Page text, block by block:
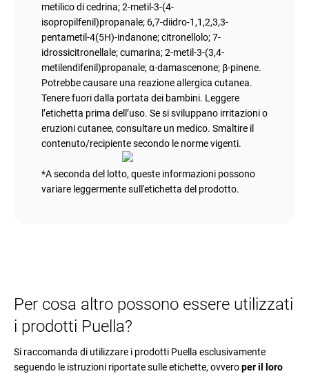
metilico di cedrina; 2-metil-3-(4-
isopropilfenil)propanale; 6,7-diidro-1,1,2,3,3-
pentametil-4(5H)-indanone; citronellolo; 7-
idrossicitronellale; cumarina; 2-metil-3-(3,4-
metilendifenil)propanale; α-damascenone; β-pinene.
Potrebbe causare una reazione allergica cutanea.
Tenere fuori dalla portata dei bambini. Leggere
l’etichetta prima dell’uso. Se si sviluppano irritazioni o
eruzioni cutanee, consultare un medico. Smaltire il
contenuto/recipiente secondo le norme vigenti.
*A seconda del lotto, queste informazioni possono
variare leggermente sull'etichetta del prodotto.
Per cosa altro possono essere utilizzati
i prodotti Puella?
Si raccomanda di utilizzare i prodotti Puella esclusivamente
seguendo le istruzioni riportate sulle etichette, ovveroper il loro